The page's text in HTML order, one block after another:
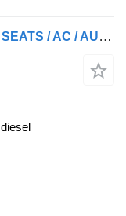
VDL Futura FMD 2-148/440 6x2*4 57 SEATS / AC / AUXILIARY HEATING
diesel